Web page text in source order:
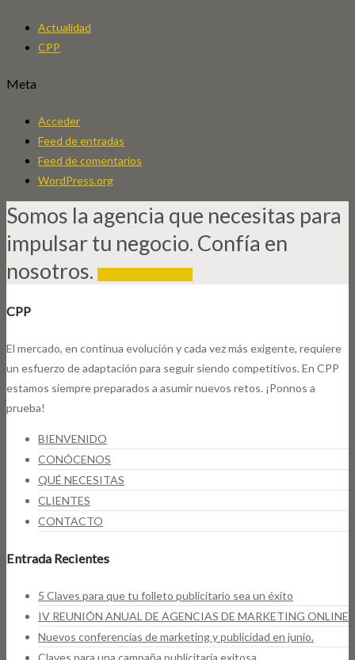
Actualidad
CPP
Meta
Acceder
Feed de entradas
Feed de comentarios
WordPress.org
Somos la agencia que necesitas para
impulsar tu negocio. Confía en
nosotros.
CPP
El mercado, en continua evolución y cada vez más exigente, requiere
un esfuerzo de adaptación para seguir siendo competitivos. En CPP
estamos siempre preparados a asumir nuevos retos. ¡Ponnos a
prueba!
BIENVENIDO
CONÓCENOS
QUÉ NECESITAS
CLIENTES
CONTACTO
Entrada Recientes
5 Claves para que tu folleto publicitario sea un éxito
IV REUNIÓN ANUAL DE AGENCIAS DE MARKETING ONLINE
Nuevos conferencias de marketing y publicidad en junio.
Claves para una campaña publicitaria exitosa